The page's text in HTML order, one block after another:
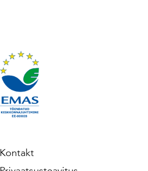
Kontakt